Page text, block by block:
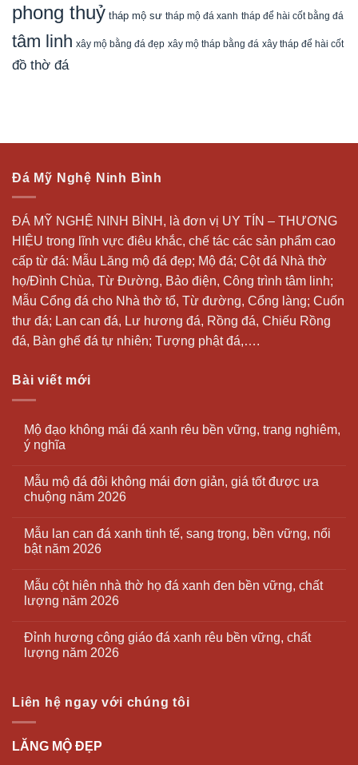
phong thuỷ tháp mộ sư tháp mộ đá xanh tháp để hài cốt bằng đá
tâm linh xây mộ bằng đá đẹp xây mộ tháp bằng đá xây tháp để hài cốt
đồ thờ đá
Đá Mỹ Nghệ Ninh Bình
ĐÁ MỸ NGHỆ NINH BÌNH, là đơn vị UY TÍN – THƯƠNG
HIỆU trong lĩnh vực điêu khắc, chế tác các sản phẩm cao
cấp từ đá: Mẫu Lăng mộ đá đẹp; Mộ đá; Cột đá Nhà thờ
họ/Đình Chùa, Từ Đường, Bảo điện, Công trình tâm linh;
Mẫu Cổng đá cho Nhà thờ tổ, Từ đường, Cổng làng; Cuốn
thư đá; Lan can đá, Lư hương đá, Rồng đá, Chiếu Rồng
đá, Bàn ghế đá tự nhiên; Tượng phật đá,….
Bài viết mới
Mộ đạo không mái đá xanh rêu bền vững, trang nghiêm,
ý nghĩa
Mẫu mộ đá đôi không mái đơn giản, giá tốt được ưa
chuộng năm 2026
Mẫu lan can đá xanh tinh tế, sang trọng, bền vững, nổi
bật năm 2026
Mẫu cột hiên nhà thờ họ đá xanh đen bền vững, chất
lượng năm 2026
Đỉnh hương công giáo đá xanh rêu bền vững, chất
lượng năm 2026
Liên hệ ngay với chúng tôi
LĂNG MỘ ĐẸP